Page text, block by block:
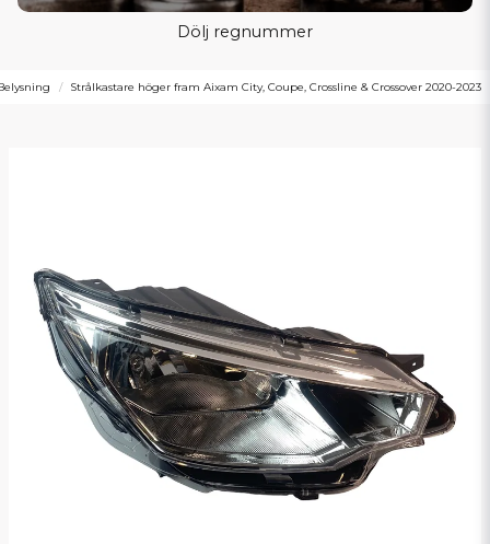
Dölj regnummer
Strålkastare höger fram Aixam City, Coupe, Crossline & Crossover 2020-2023